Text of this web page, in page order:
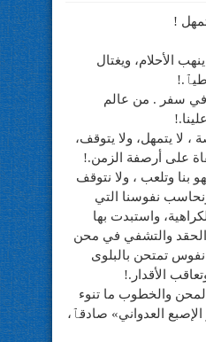
!
الأحلام، ويغتال
طيٱ.!
في سفر . من عالم
لا يتمهل، ولا يتوقف،
على أرصفة الزمن.!
بنا وتلعب ، ولا نتوقف
نفوسنا التي
واستبدت بها
والتشفي في محن
نفوس تمتحن بالبلوى
الأقدار.!
والخطوب ما تنوء
العدواني» صادقٱ،